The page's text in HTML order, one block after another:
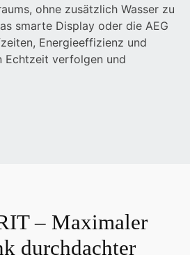
ohne zusätzlich Wasser zu
smarte Display oder die AEG
Energieeffizienz und
Echtzeit verfolgen und
– Maximaler
durchdachter